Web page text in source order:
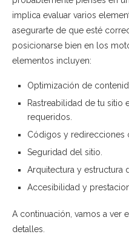
implica evaluar varios
asegurarte de que esté
posicionarse bien en los
elementos incluyen:
Optimización de
Rastreabilidad de tu sitio
requeridos.
Códigos y redirecciones
Seguridad del sitio.
Arquitectura y estructura
Accesibilidad y
A continuación, vamos a ver
detalles.